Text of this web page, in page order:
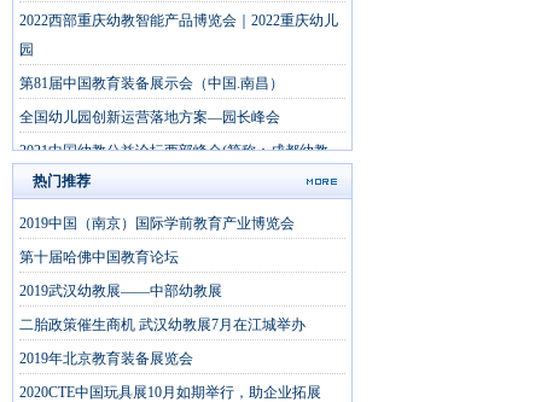
2022西部重庆幼教智能产品博览会｜2022重庆幼儿
园
第81届中国教育装备展示会（中国.南昌）
全国幼儿园创新运营落地方案—园长峰会
2021中国幼教公益论坛西部峰会(简称：成都幼教
展)热门推荐
2019中国（南京）国际学前教育产业博览会
第十届哈佛中国教育论坛
2019武汉幼教展——中部幼教展
二胎政策催生商机 武汉幼教展7月在江城举办
2019年北京教育装备展览会
2020CTE中国玩具展10月如期举行，助企业拓展